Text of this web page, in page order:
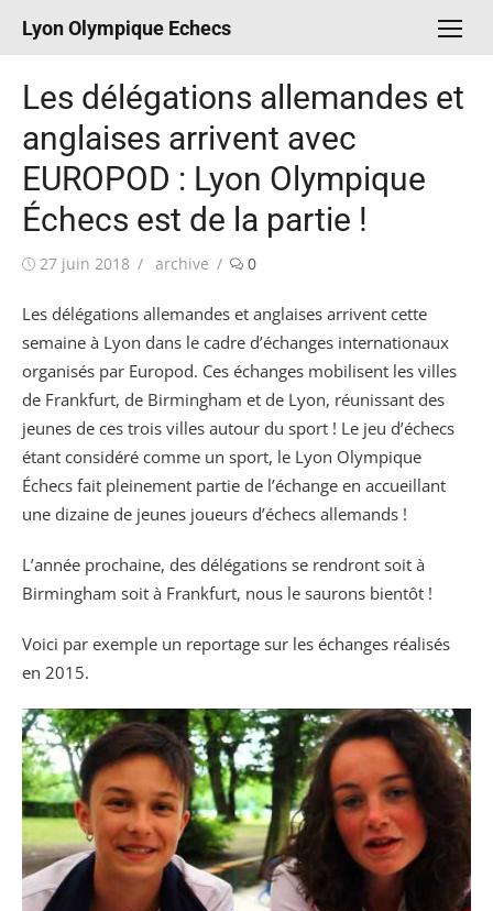
Lyon Olympique Echecs
Les délégations allemandes et
anglaises arrivent avec
EUROPOD : Lyon Olympique
Échecs est de la partie !
Publié
27 juin 2018 Auteur/autrice
archive 0
Les délégations allemandes et anglaises arrivent cette
semaine à Lyon dans le cadre d’échanges internationaux
organisés par Europod. Ces échanges mobilisent les villes
de Frankfurt, de Birmingham et de Lyon, réunissant des
jeunes de ces trois villes autour du sport ! Le jeu d’échecs
étant considéré comme un sport, le Lyon Olympique
Échecs fait pleinement partie de l’échange en accueillant
une dizaine de jeunes joueurs d’échecs allemands !
L’année prochaine, des délégations se rendront soit à
Birmingham soit à Frankfurt, nous le saurons bientôt !
Voici par exemple un reportage sur les échanges réalisés
en 2015.